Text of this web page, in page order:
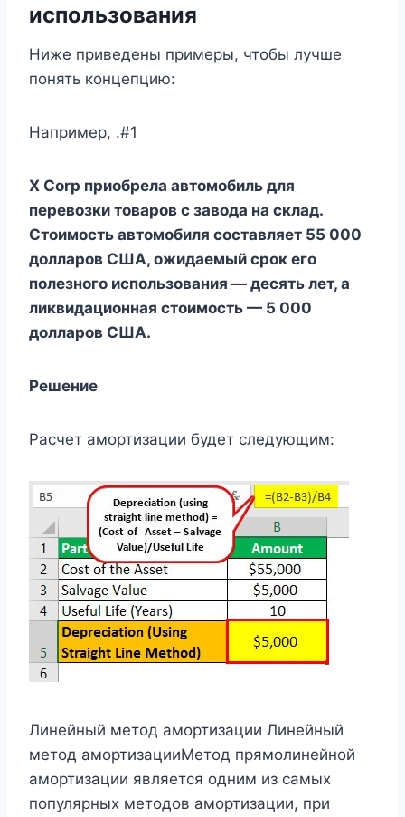
использования
Ниже приведены примеры, чтобы лучше
понять концепцию:
Например, .#1
X Corp приобрела автомобиль для
перевозки товаров с завода на склад.
Стоимость автомобиля составляет 55 000
долларов США, ожидаемый срок его
полезного использования — десять лет, а
ликвидационная стоимость — 5 000
долларов США.
Решение
Расчет амортизации будет следующим:
Линейный метод амортизации Линейный
метод амортизацииМетод прямолинейной
амортизации является одним из самых
популярных методов амортизации, при